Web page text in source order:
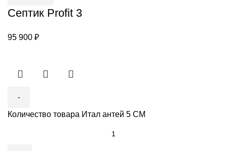
Септик Profit 3
95 900 ₽
Количество товара Итал антей 5 СМ